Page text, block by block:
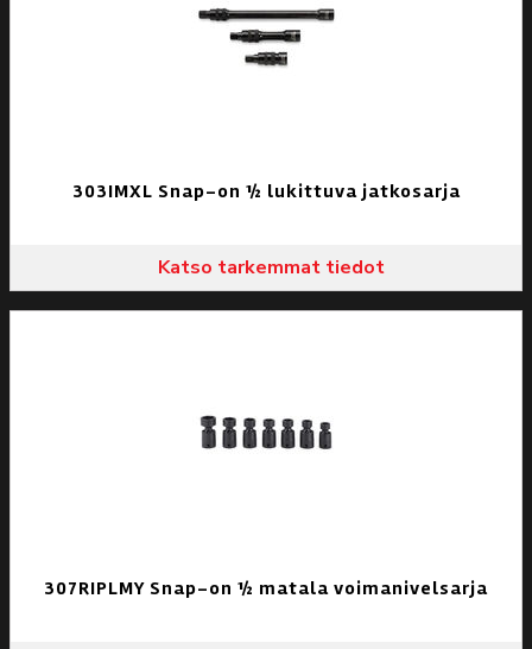
303IMXL Snap-on ½ lukittuva jatkosarja
Katso tarkemmat tiedot
307RIPLMY Snap-on ½ matala voimanivelsarja